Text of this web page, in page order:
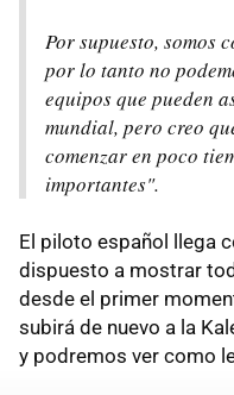
Por supuesto, somos
por lo tanto no
equipos que pueden
mundial, pero creo
comenzar en poco
importantes".
El piloto español llega
dispuesto a mostrar
desde el primer
subirá de nuevo a la
y podremos ver como